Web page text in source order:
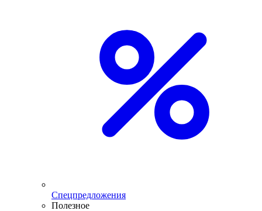
Спецпредложения
Полезное